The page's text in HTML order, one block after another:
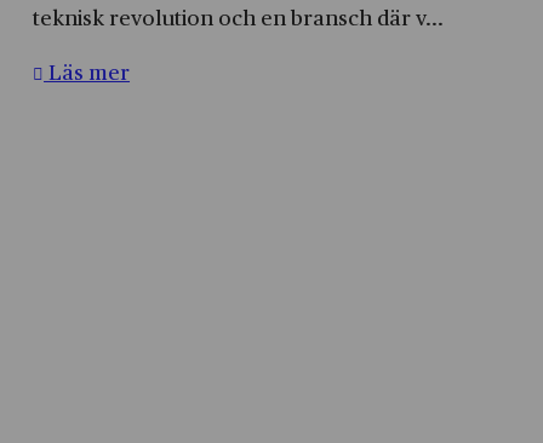
teknisk revolution och en bransch där v...
Läs mer